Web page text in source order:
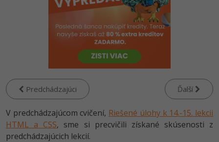
Python -80%
JavaScript -80%
C++
Swift -80%
Kotlin
WordPress
SEO -30%
Business
MS Office -80%
Photoshop -80%
Adobe Illustrator -80%
Adobe Lightroom -30%
Adobe XD -15%
Adobe After Effects
Predchádzajúci Ďalší
V predchádzajúcom cvičení, Riešené úlohy k 14.-15. lekcii
HTML a CSS, sme si precvičili získané skúsenosti z
predchádzajúcich lekcií.